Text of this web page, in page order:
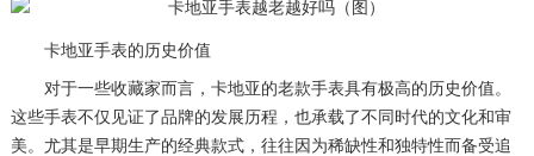
卡地亚手表的历史价值
对于一些收藏家而言，卡地亚的老款手表具有极高的历史价值。
这些手表不仅见证了品牌的发展历程，也承载了不同时代的文化和审
美。尤其是早期生产的经典款式，往往因为稀缺性和独特性而备受追